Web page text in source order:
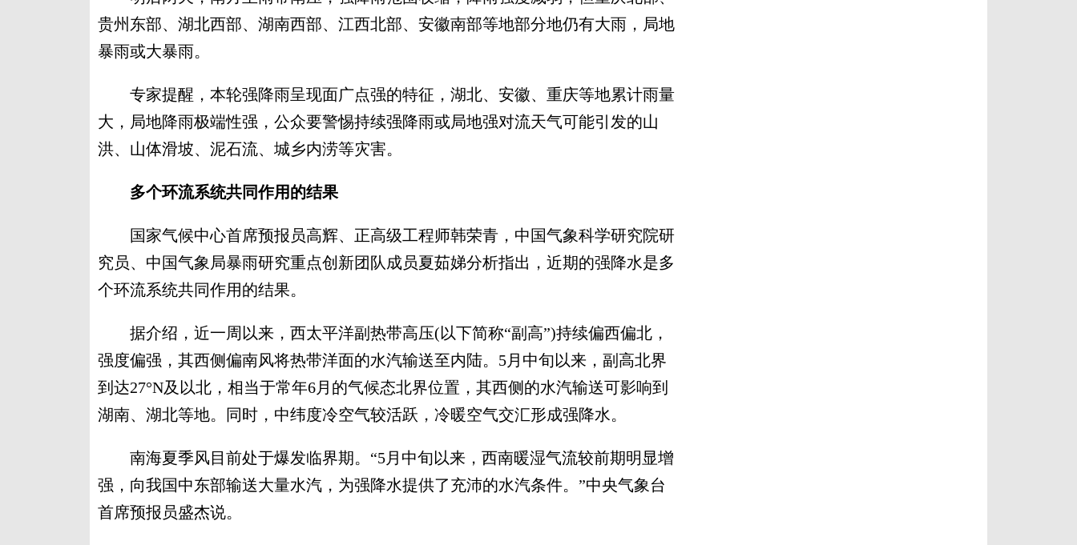
贵州东部、湖北西部、湖南西部、江西北部、安徽南部等地部分地仍有大雨，局地
暴雨或大暴雨。
专家提醒，本轮强降雨呈现面广点强的特征，湖北、安徽、重庆等地累计雨量
大，局地降雨极端性强，公众要警惕持续强降雨或局地强对流天气可能引发的山
洪、山体滑坡、泥石流、城乡内涝等灾害。
多个环流系统共同作用的结果
国家气候中心首席预报员高辉、正高级工程师韩荣青，中国气象科学研究院研
究员、中国气象局暴雨研究重点创新团队成员夏茹娣分析指出，近期的强降水是多
个环流系统共同作用的结果。
据介绍，近一周以来，西太平洋副热带高压(以下简称“副高”)持续偏西偏北，
强度偏强，其西侧偏南风将热带洋面的水汽输送至内陆。5月中旬以来，副高北界
到达27°N及以北，相当于常年6月的气候态北界位置，其西侧的水汽输送可影响到
湖南、湖北等地。同时，中纬度冷空气较活跃，冷暖空气交汇形成强降水。
南海夏季风目前处于爆发临界期。“5月中旬以来，西南暖湿气流较前期明显增
强，向我国中东部输送大量水汽，为强降水提供了充沛的水汽条件。”中央气象台
首席预报员盛杰说。